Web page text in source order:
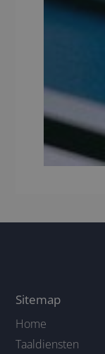
Sitemap
Home
Taaldiensten